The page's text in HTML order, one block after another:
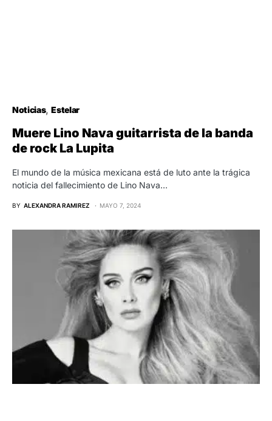
Noticias Estelar
Muere Lino Nava guitarrista de la banda
de rock La Lupita
El mundo de la música mexicana está de luto ante la trágica
noticia del fallecimiento de Lino Nava…
BY ALEXANDRA RAMIREZ MAYO 7, 2024